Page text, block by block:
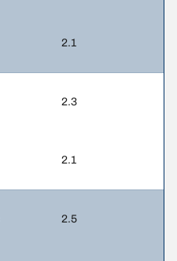
2.1
2.3
2.1
2.5